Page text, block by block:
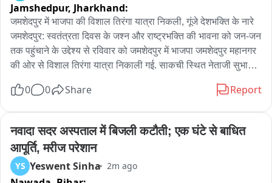
Jamshedpur, Jharkhand:
जमशेदपुर में भाजपा की विशाल तिरंगा यात्रा निकली, गूंजे देशभक्ति के नारे
जमशेदपुर: स्वतंत्रता दिवस के जश्न और राष्ट्रभक्ति की भावना को जन-जन
तक पहुंचाने के उद्देश्य से रविवार को जमशेदपुर में भाजपा जमशेदपुर महानगर
की ओर से विशाल तिरंगा यात्रा निकाली गई. साकची स्थित नेताजी सुभाष
समर्थकों और शहरवासियों ने हिस्सा लिया. हाथों में तिरंगा लेकर लोग
कार्यालय गोलचक्कर तक निकली यात्रा के दौरान पूरा मार्ग तिरंगों से पट
गया. देशभक्ति गीतों और नारों से माहौल उत्साहपूर्ण बना रहा. कार्यक्रम में पूर्व
मुख्यमंत्री रघुवर दास, जमशेदपुर सांसद विद्युत वरण महतो, भाजपा के पूर्व
प्रदेश अध्यक्ष डॉ. दिनेशानंद गोस्वामी और जमशेदपुर पूर्वी की विधायक पूर्णिमा
0 0 Share Report
नवादा सदर अस्पताल में बिजली कटौती; एक घंटे से बाधित
आपूर्ति, मरीज परेशान
YS Yeswent Sinha 2m ago